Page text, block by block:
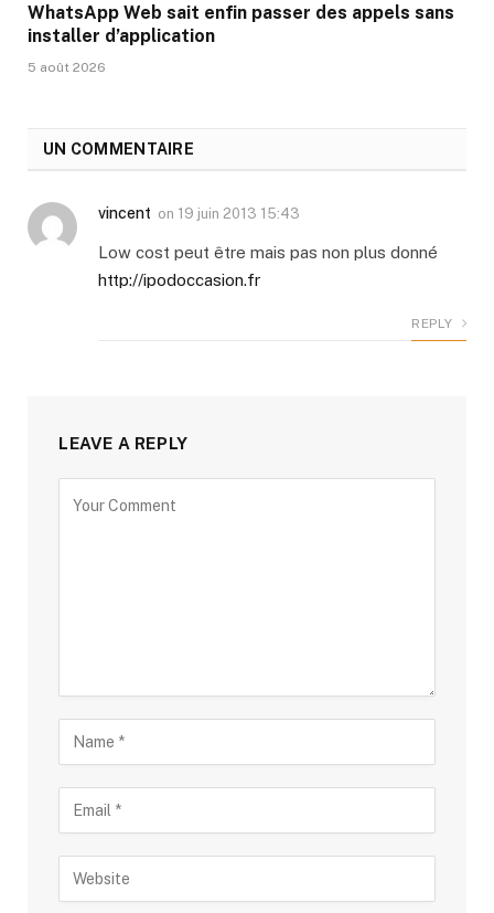
WhatsApp Web sait enfin passer des appels sans
installer d’application
5 août 2026
UN COMMENTAIRE
vincent on 19 juin 2013 15:43
Low cost peut être mais pas non plus donné
http://ipodoccasion.fr
REPLY
LEAVE A REPLY